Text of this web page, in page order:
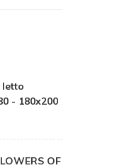
letto
- 180x200
OF